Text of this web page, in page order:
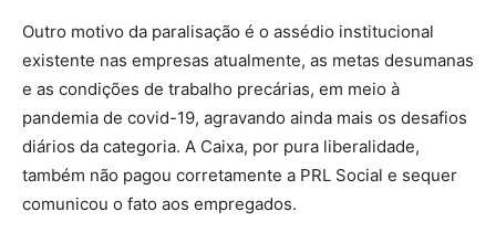
Outro motivo da paralisação é o assédio institucional
existente nas empresas atualmente, as metas desumanas
e as condições de trabalho precárias, em meio à
pandemia de covid-19, agravando ainda mais os desafios
diários da categoria. A Caixa, por pura liberalidade,
também não pagou corretamente a PRL Social e sequer
comunicou o fato aos empregados.